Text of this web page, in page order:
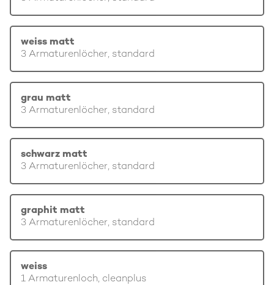
weiss matt
3 Armaturenlöcher, standard
grau matt
3 Armaturenlöcher, standard
schwarz matt
3 Armaturenlöcher, standard
graphit matt
3 Armaturenlöcher, standard
weiss
1 Armaturenloch, cleanplus